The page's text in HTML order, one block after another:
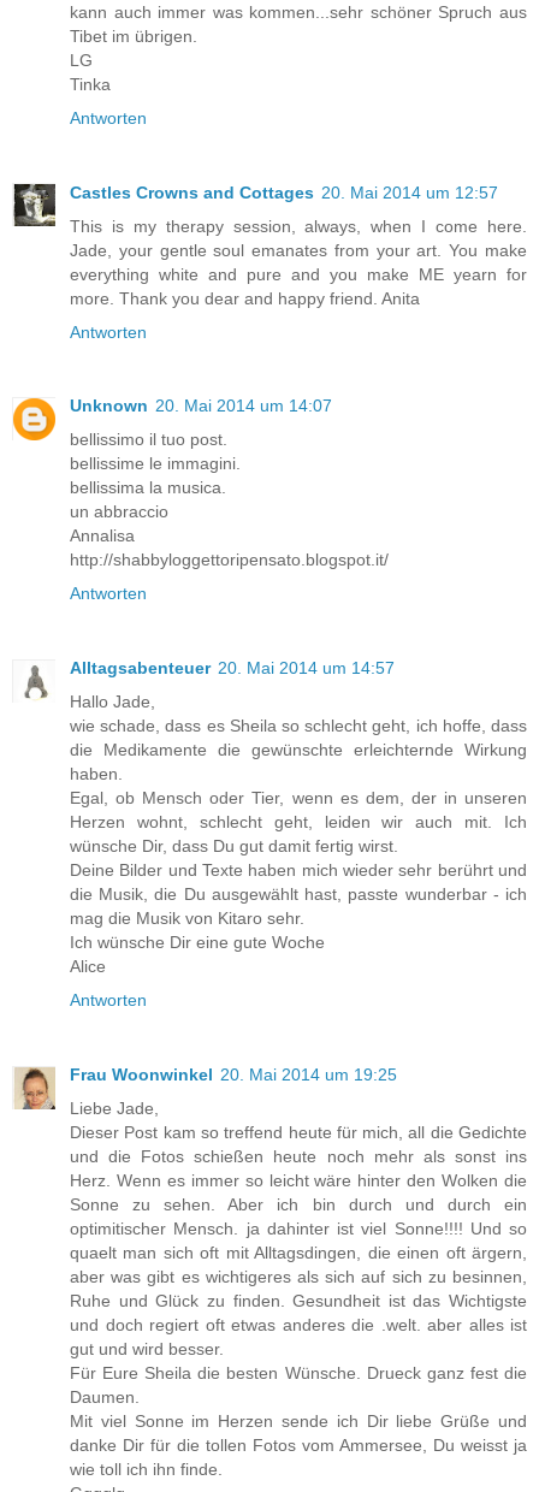
kann auch immer was kommen...sehr schöner Spruch aus
Tibet im übrigen.
LG
Tinka
Antworten
Castles Crowns and Cottages 20. Mai 2014 um 12:57
This is my therapy session, always, when I come here.
Jade, your gentle soul emanates from your art. You make
everything white and pure and you make ME yearn for
more. Thank you dear and happy friend. Anita
Antworten
Unknown 20. Mai 2014 um 14:07
bellissimo il tuo post.
bellissime le immagini.
bellissima la musica.
un abbraccio
Annalisa
http://shabbyloggettoripensato.blogspot.it/
Antworten
Alltagsabenteuer 20. Mai 2014 um 14:57
Hallo Jade,
wie schade, dass es Sheila so schlecht geht, ich hoffe, dass
die Medikamente die gewünschte erleichternde Wirkung
haben.
Egal, ob Mensch oder Tier, wenn es dem, der in unseren
Herzen wohnt, schlecht geht, leiden wir auch mit. Ich
wünsche Dir, dass Du gut damit fertig wirst.
Deine Bilder und Texte haben mich wieder sehr berührt und
die Musik, die Du ausgewählt hast, passte wunderbar - ich
mag die Musik von Kitaro sehr.
Ich wünsche Dir eine gute Woche
Alice
Antworten
Frau Woonwinkel 20. Mai 2014 um 19:25
Liebe Jade,
Dieser Post kam so treffend heute für mich, all die Gedichte
und die Fotos schießen heute noch mehr als sonst ins
Herz. Wenn es immer so leicht wäre hinter den Wolken die
Sonne zu sehen. Aber ich bin durch und durch ein
optimitischer Mensch. ja dahinter ist viel Sonne!!!! Und so
quaelt man sich oft mit Alltagsdingen, die einen oft ärgern,
aber was gibt es wichtigeres als sich auf sich zu besinnen,
Ruhe und Glück zu finden. Gesundheit ist das Wichtigste
und doch regiert oft etwas anderes die .welt. aber alles ist
gut und wird besser.
Für Eure Sheila die besten Wünsche. Drueck ganz fest die
Daumen.
Mit viel Sonne im Herzen sende ich Dir liebe Grüße und
danke Dir für die tollen Fotos vom Ammersee, Du weisst ja
wie toll ich ihn finde.